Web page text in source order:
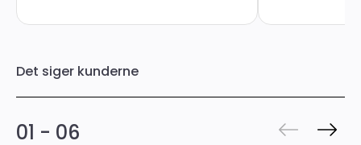
Det siger kunderne
01 - 06